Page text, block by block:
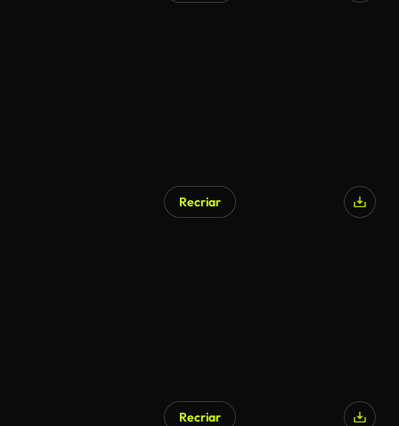
Recriar
Recriar